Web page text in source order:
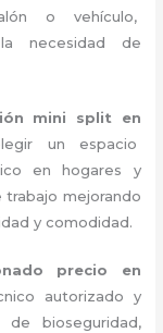
o vehículo,
necesidad de
mini split en
un espacio
en hogares y
trabajo mejorando
y comodidad.
precio en
autorizado y
de bioseguridad,